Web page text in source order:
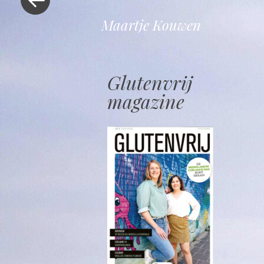
Maartje Kouwen
Glutenvrij
magazine